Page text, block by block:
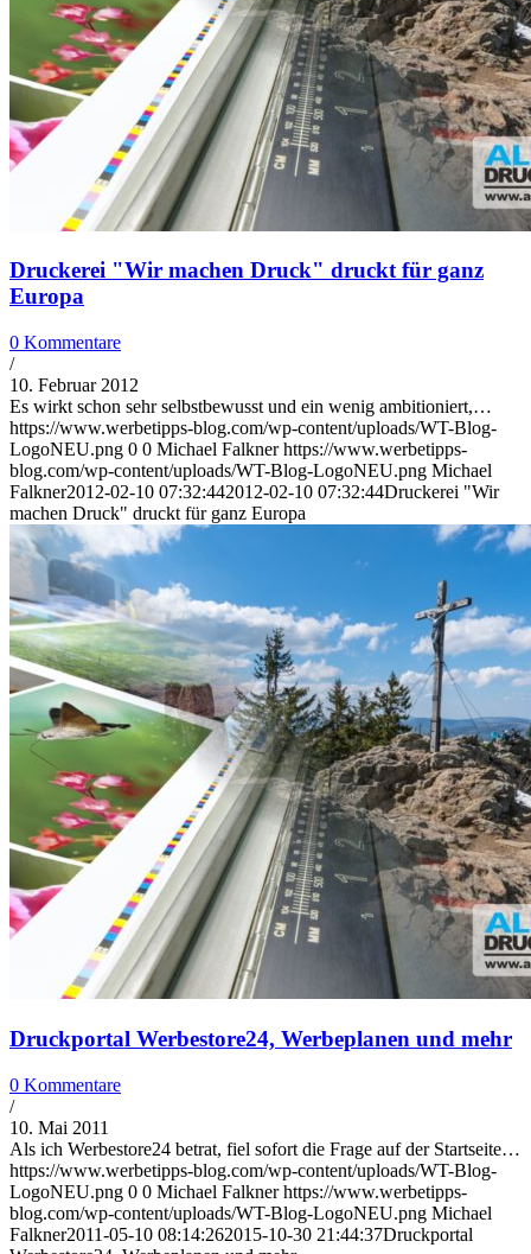
Druckerei "Wir machen Druck" druckt für ganz
Europa
0 Kommentare
/
10. Februar 2012
Es wirkt schon sehr selbstbewusst und ein wenig ambitioniert,…
https://www.werbetipps-blog.com/wp-content/uploads/WT-Blog-
LogoNEU.png 0 0 Michael Falkner https://www.werbetipps-
blog.com/wp-content/uploads/WT-Blog-LogoNEU.png Michael
Falkner2012-02-10 07:32:442012-02-10 07:32:44Druckerei "Wir
machen Druck" druckt für ganz Europa
Druckportal Werbestore24, Werbeplanen und mehr
0 Kommentare
/
10. Mai 2011
Als ich Werbestore24 betrat, fiel sofort die Frage auf der Startseite…
https://www.werbetipps-blog.com/wp-content/uploads/WT-Blog-
LogoNEU.png 0 0 Michael Falkner https://www.werbetipps-
blog.com/wp-content/uploads/WT-Blog-LogoNEU.png Michael
Falkner2011-05-10 08:14:262015-10-30 21:44:37Druckportal